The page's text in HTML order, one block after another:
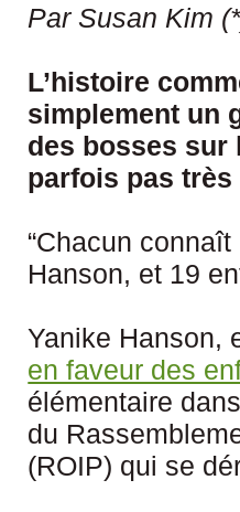
Par Susan Kim
L’histoire
simplement un
des bosses sur
parfois pas très
“Chacun
Hanson, et 19
Yanike Hanson,
en faveur des
élémentaire
du
(ROIP) qui se